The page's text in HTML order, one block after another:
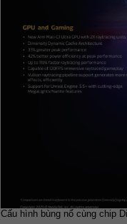
Cấu hình bùng nổ cùng chip